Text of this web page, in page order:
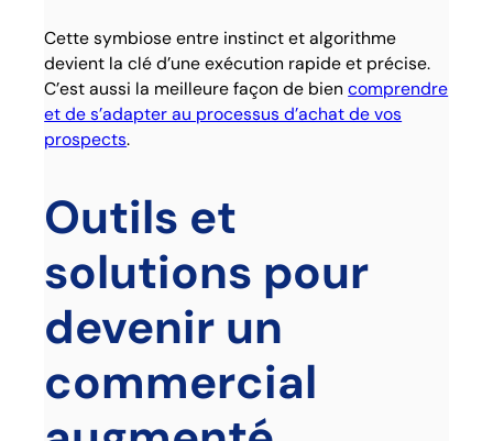
Cette symbiose entre instinct et algorithme
devient la clé d’une exécution rapide et précise.
C’est aussi la meilleure façon de biencomprendre
et de s’adapter au processus d’achat de vos
prospects.
Outils et
solutions pour
devenir un
commercial